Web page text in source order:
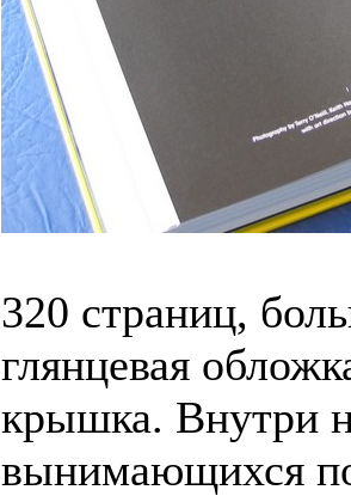
320 страниц,
глянцевая
крышка. Внутри
вынимающихся